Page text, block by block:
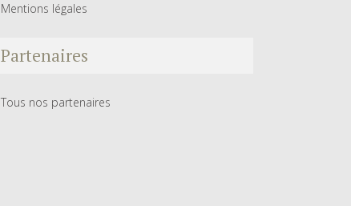
Mentions légales
Partenaires
Tous nos partenaires